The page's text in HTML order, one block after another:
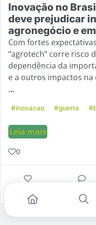
Inovação no
deve prejudicar
agronegócio e
Com fortes
“agrotech” corre risco
dependência da
e a outros impactos
...
#inovacao #guerra
Leia mais
0